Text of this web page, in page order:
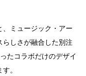
、ミュージック・アー
らしさが融合した別注
たコラボだけのデザイ
。